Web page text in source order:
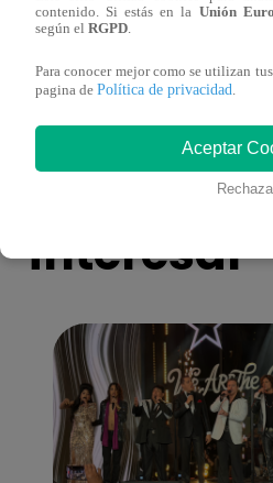
antes de Navidad?
También
interesar
contenido. Si estás en la Unión
según el RGPD.
Para conocer mejor como se utilizan
pagina de Política de privacidad.
Aceptar